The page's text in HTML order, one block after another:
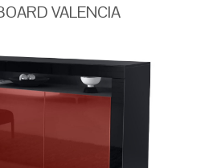
VALENCIA